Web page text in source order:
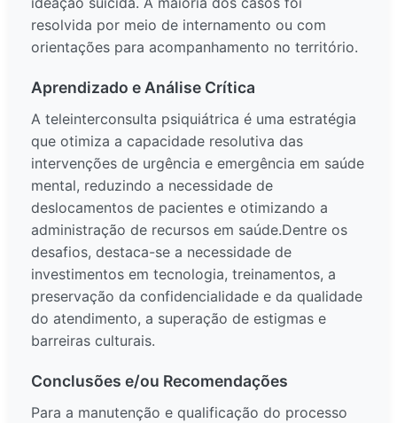
resolvida por meio de internamento ou com
orientações para acompanhamento no território.
Aprendizado e Análise Crítica
A teleinterconsulta psiquiátrica é uma estratégia
que otimiza a capacidade resolutiva das
intervenções de urgência e emergência em saúde
mental, reduzindo a necessidade de
deslocamentos de pacientes e otimizando a
administração de recursos em saúde.Dentre os
desafios, destaca-se a necessidade de
investimentos em tecnologia, treinamentos, a
preservação da confidencialidade e da qualidade
do atendimento, a superação de estigmas e
barreiras culturais.
Conclusões e/ou Recomendações
Para a manutenção e qualificação do processo